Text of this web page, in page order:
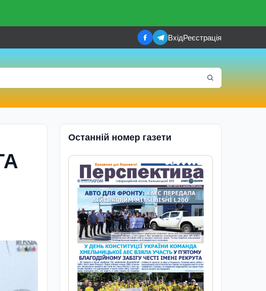
ВхідРеєстрація
Останній номер газети